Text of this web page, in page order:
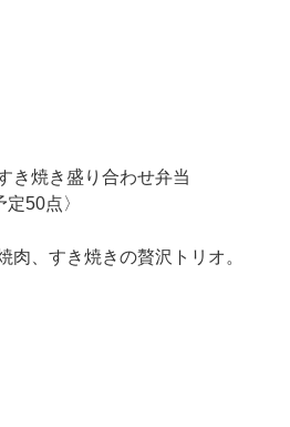
き焼き盛り合わせ弁当
50点〉
肉、すき焼きの贅沢トリオ。